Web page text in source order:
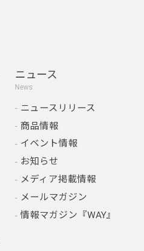
ニュース
News
ニュースリリース
商品情報
イベント情報
お知らせ
メディア掲載情報
メールマガジン
情報マガジン『WAY』